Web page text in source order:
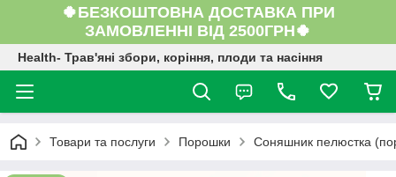
🍀БЕЗКОШТОВНА ДОСТАВКА ПРИ
ЗАМОВЛЕННІ ВІД 2500ГРН🍀
Health- Трав'яні збори, коріння, плоди та насіння
Товари та послуги Порошки Соняшник пелюстка